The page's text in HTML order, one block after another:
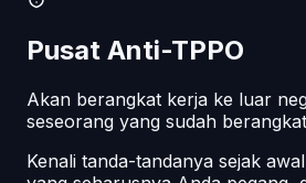
Pusat Anti-TPPO
Akan berangkat kerja ke luar
seseorang yang sudah
Kenali tanda-tandanya sejak